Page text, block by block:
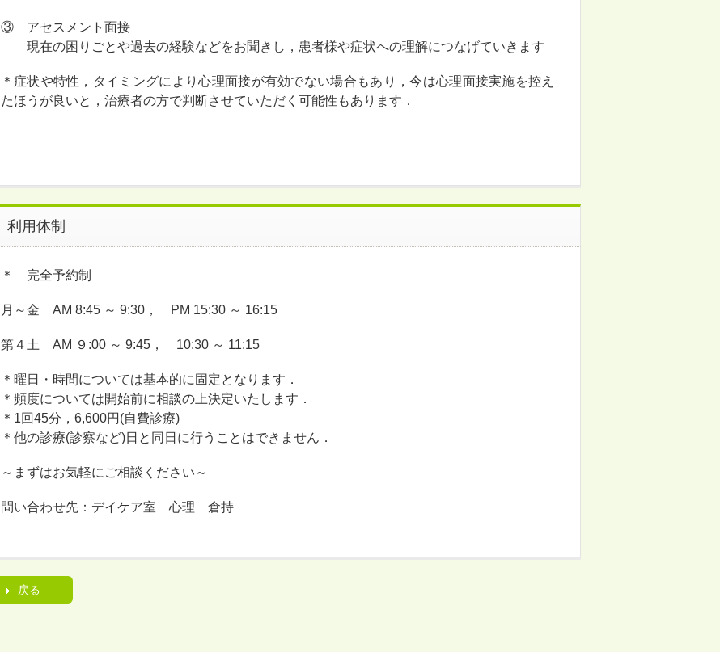
③ アセスメント面接
現在の困りごとや過去の経験などをお聞きし，患者様や症状への理解につなげていきます
＊症状や特性，タイミングにより心理面接が有効でない場合もあり，今は心理面接実施を控え
たほうが良いと，治療者の方で判断させていただく可能性もあります．
利用体制
＊ 完全予約制
月～金 AM 8:45 ～ 9:30， PM 15:30 ～ 16:15
第４土 AM ９:00 ～ 9:45， 10:30 ～ 11:15
＊曜日・時間については基本的に固定となります．
＊頻度については開始前に相談の上決定いたします．
＊1回45分，6,600円(自費診療)
＊他の診療(診察など)日と同日に行うことはできません．
～まずはお気軽にご相談ください～
問い合わせ先：デイケア室 心理 倉持
戻る